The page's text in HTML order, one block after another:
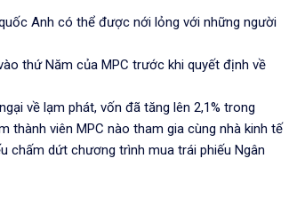
Anh có thể được nới lỏng với những người
thứ Năm của MPC trước khi quyết định về
về lạm phát, vốn đã tăng lên 2,1% trong
thành viên MPC nào tham gia cùng nhà kinh tế
chấm dứt chương trình mua trái phiếu Ngân